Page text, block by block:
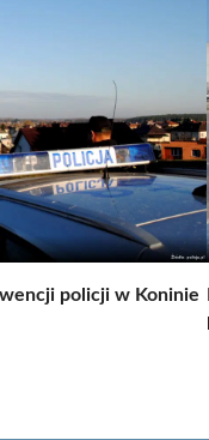
policji w Koninie